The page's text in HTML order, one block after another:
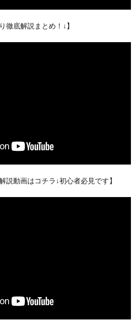
徹底解説まとめ！↓】
説動画はコチラ↓初心者必見です】